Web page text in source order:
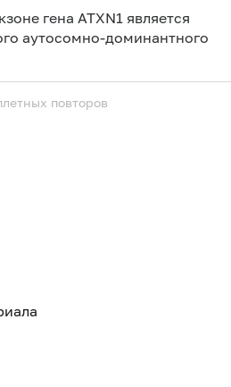
гена ATXN1 является
аутосомно-доминантного
повторов